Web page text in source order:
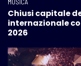
Chiusi capitale
internazionale
2026